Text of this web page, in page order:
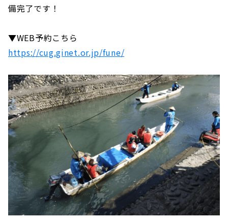
備完了です！
▼WEB予約こちら
https://cug.ginet.or.jp/fune/